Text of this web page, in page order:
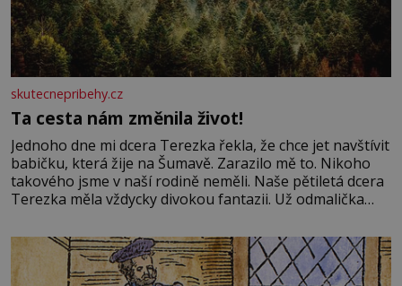
skutecnepribehy.cz
Ta cesta nám změnila život!
Jednoho dne mi dcera Terezka řekla, že chce jet navštívit
babičku, která žije na Šumavě. Zarazilo mě to. Nikoho
takového jsme v naší rodině neměli. Naše pětiletá dcera
Terezka měla vždycky divokou fantazii. Už odmalička
zdálo o jednorožcích, krásných princeznách, statečných
rytířích a létajících dracích.